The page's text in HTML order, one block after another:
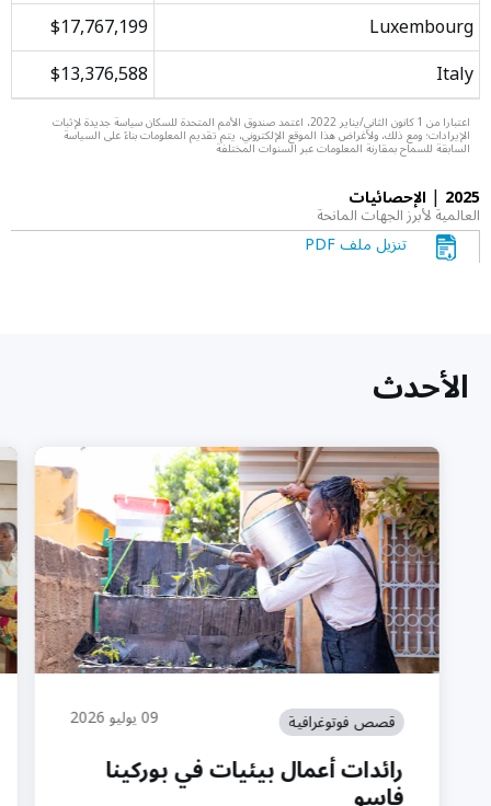
Luxembourg
$17,767,199
Italy
$13,376,588
اعتبارا من 1 كانون الثاني/يناير 2022، اعتمد صندوق الأمم المتحدة للسكان سياسة جديدة لإثبات
الإيرادات؛ ومع ذلك، ولأغراض هذا الموقع الإلكتروني، يتم تقديم المعلومات بناءً على السياسة
السابقة للسماح بمقارنة المعلومات عبر السنوات المختلفة
2025
| الإحصائيات
العالمية لأبرز الجهات المانحة
تنزيل ملف PDF
الأحدث
قصص فوتوغرافية 09 يوليو 2026
رائدات أعمال بيئيات في بوركينا